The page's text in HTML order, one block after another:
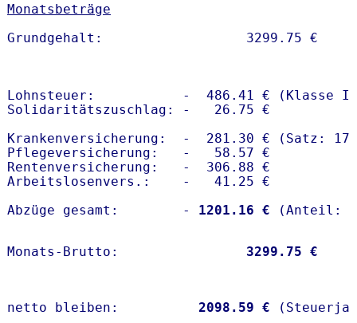
Monatsbeträge
Lohnsteuer:           -  486.41 € (Klasse I)
Solidaritätszuschlag: -   26.75 €
Krankenversicherung:  -  281.30 € (Satz:
Pflegeversicherung:   -   58.57 €
Rentenversicherung:   -  306.88 €
Arbeitslosenvers.:    -   41.25 €
Abzüge gesamt:        -
1201.16 €
Monats-Brutto: 3299.75 €
netto bleiben: 2098.59 €